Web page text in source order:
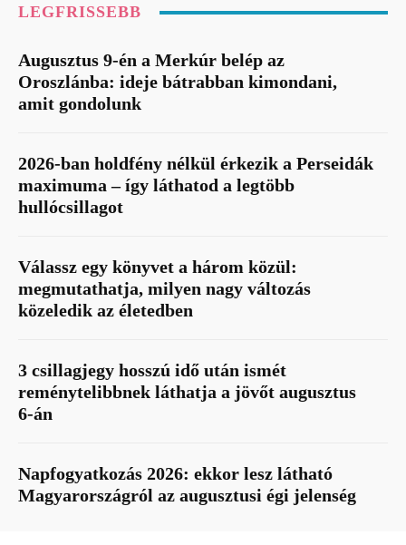
LEGFRISSEBB
Augusztus 9-én a Merkúr belép az
Oroszlánba: ideje bátrabban kimondani,
amit gondolunk
2026-ban holdfény nélkül érkezik a Perseidák
maximuma – így láthatod a legtöbb
hullócsillagot
Válassz egy könyvet a három közül:
megmutathatja, milyen nagy változás
közeledik az életedben
3 csillagjegy hosszú idő után ismét
reménytelibbnek láthatja a jövőt augusztus
6-án
Napfogyatkozás 2026: ekkor lesz látható
Magyarországról az augusztusi égi jelenség